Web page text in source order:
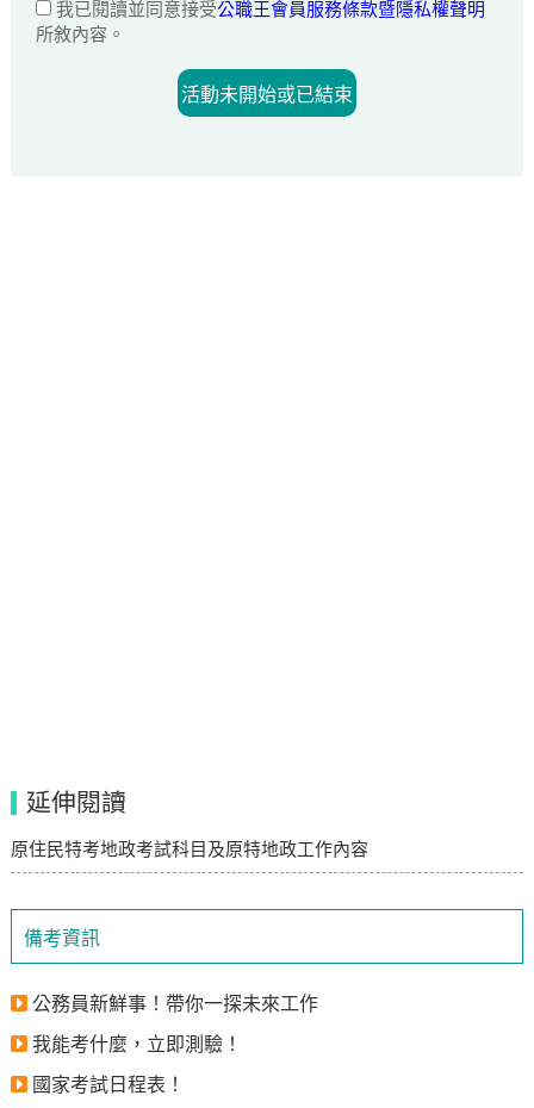
備考資訊
公務員新鮮事！帶你一探未來工作
我能考什麼，立即測驗！
國家考試日程表！
我已閱讀並同意接受公職王會員服務條款暨隱私權聲明
所敘內容。
活動未開始或已結束
延伸閱讀
原住民特考地政考試科目及原特地政工作內容